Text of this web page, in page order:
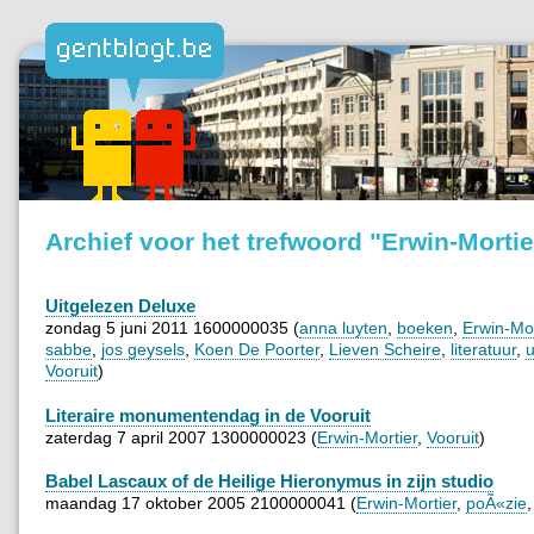
Archief voor het trefwoord "Erwin-
Uitgelezen Deluxe
zondag 5 juni 2011 1600000035 (anna luyten boeken
Erwin-
sabbe jos geysels Koen De Poorter, Lieven Scheire literatuur,
Vooruit)
Literaire monumentendag in de Vooruit
zaterdag 7 april 2007 1300000023 (Erwin-Mortier, Vooruit)
Babel Lascaux of de Heilige Hieronymus in zijn studio
maandag 17 oktober 2005 2100000041 (Erwin-Mortier, poÃ«zie